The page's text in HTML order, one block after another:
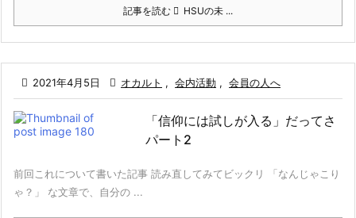
記事を読む HSUの未 ...
 2021年4月5日  オカルト , 会内活動 , 会員の人へ
「信仰には試しが入る」だってさ
パート2
前回これについて書いた記事 読み直してみてビックリ 「なんじゃこり
ゃ？」 な文章で、自分の ...